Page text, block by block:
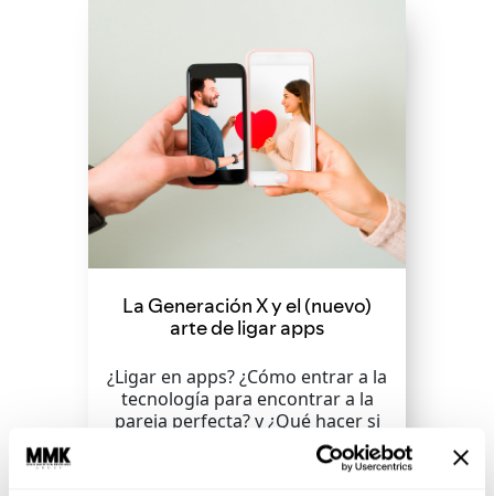
La Generación X y el (nuevo)
arte de ligar apps
¿Ligar en apps? ¿Cómo entrar a la
tecnología para encontrar a la
pareja perfecta? y ¿Qué hacer si